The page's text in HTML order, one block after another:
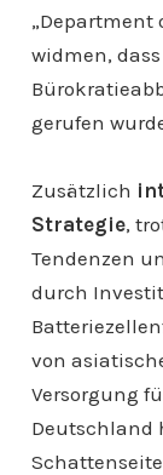
„Department
widmen,
gerufen
Zusätzlich
Strategie,
Tendenzen
durch
von
Versorgung
Deutschland